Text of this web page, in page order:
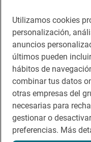
Política de privacidad
Condiciones del servicio
© Repsol S.A. 2000- 2026
Utilizamos cookies
personalización,
anuncios
últimos pueden
hábitos de
combinar tus datos
otras empresas del
necesarias para
gestionar o
preferencias. Más